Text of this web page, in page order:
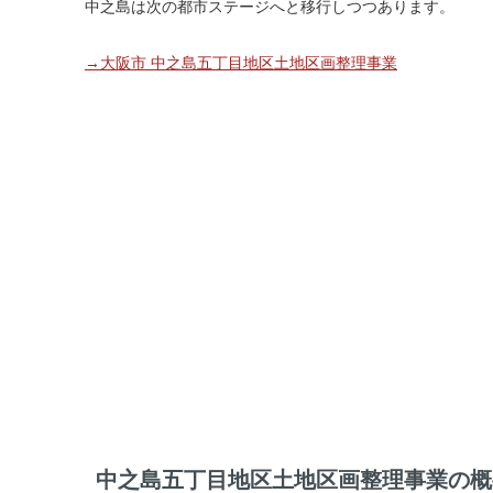
中之島は次の都市ステージへと移行しつつあります。
→大阪市 中之島五丁目地区土地区画整理事業
中之島五丁目地区土地区画整理事業の